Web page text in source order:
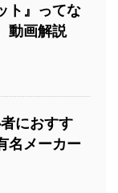
ト』ってな
動画解説
におすす
名メーカー